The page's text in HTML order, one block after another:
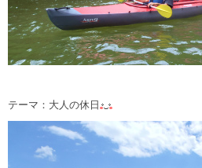
テーマ：大人の休日